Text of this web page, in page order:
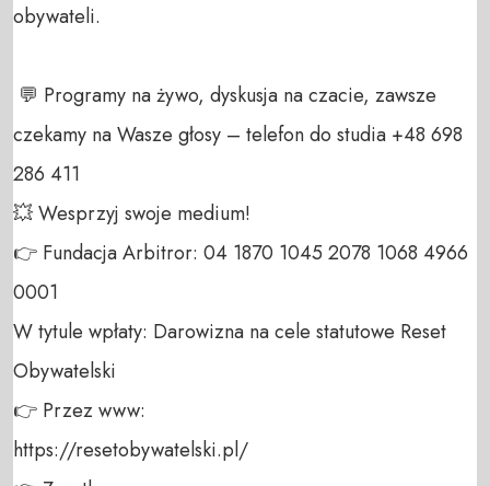
obywateli.
czekamy na Wasze głosy – telefon do studia +48 698
286 411
💥 Wesprzyj swoje medium!
👉 Fundacja Arbitror: 04 1870 1045 2078 1068 4966
0001
W tytule wpłaty: Darowizna na cele statutowe Reset
Obywatelski
👉 Przez www:
https://resetobywatelski.pl/